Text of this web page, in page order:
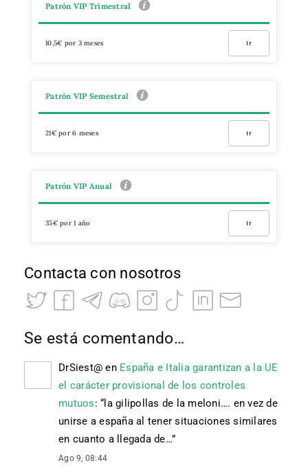
Patrón VIP Trimestral
10,5€ por 3 meses Ir
Patrón VIP Semestral
21€ por 6 meses Ir
Patrón VIP Anual
35€ por 1 año Ir
Contacta con nosotros
Se está comentando…
DrSiest@ en España e Italia garantizan a la UE
el carácter provisional de los controles
mutuos: “ la gilipollas de la meloni…. en vez de
unirse a españa al tener situaciones similares
en cuanto a llegada de…”
Ago 9, 08:44